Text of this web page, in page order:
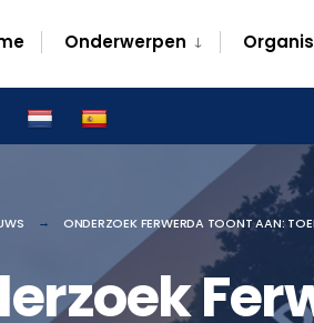
Onderwerpen
ONDERZOEK FERWERDA TOONT AAN: